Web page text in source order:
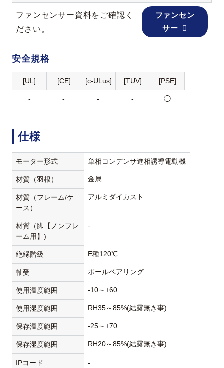
ファンセンサー資料をご確認く
ださい。
ファンセン
サー
安全規格
[UL] [CE] [c-ULus] [TUV] [PSE]
- - - - ◯
仕様
モーター形式 単相コンデンサ進相誘導電動機
材質（羽根） 金属
材質（フレーム/ケ
ース）
アルミダイカスト
材質（脚【ノンフレ
ーム用】)
-
絶縁階級 E種120℃
軸受 ボールベアリング
使用温度範囲 -10～+60
使用湿度範囲 RH35～85%(結露無き事)
保存温度範囲 -25～+70
保存湿度範囲 RH20～85%(結露無き事)
IPコード -